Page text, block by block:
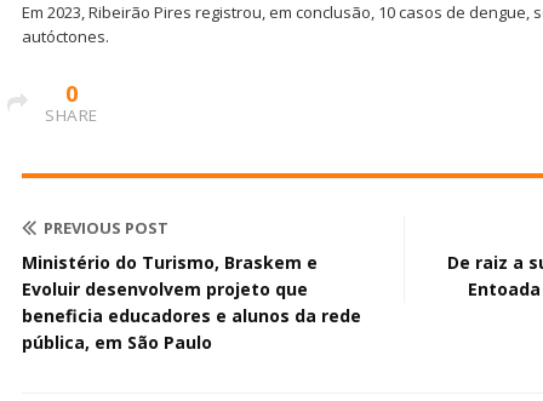
Em 2023, Ribeirão Pires registrou, em conclusão, 10 casos de
autóctones.
0
SHARE
PREVIOUS POST
Ministério do Turismo, Braskem e
Evoluir desenvolvem projeto que
beneficia educadores e alunos da rede
pública, em São Paulo
De raiz a